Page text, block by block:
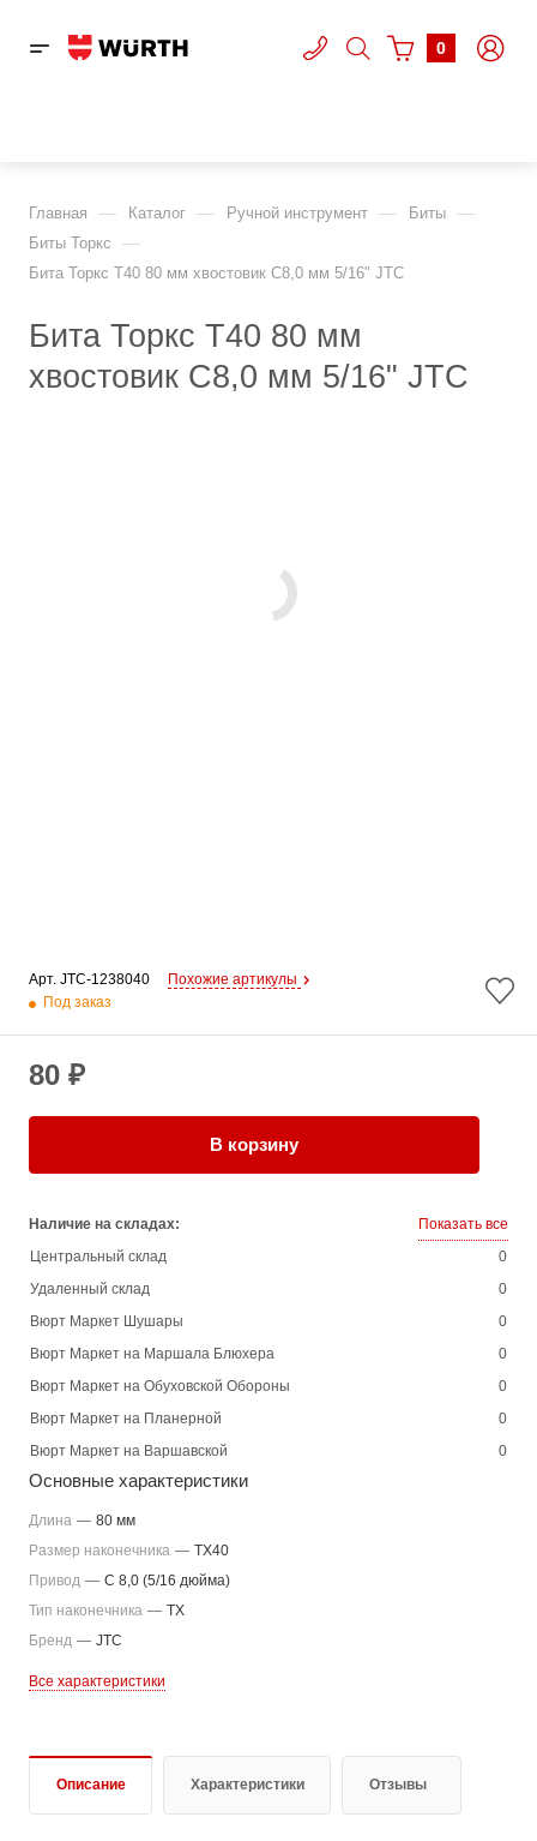
0
Главная — Каталог — Ручной инструмент — Биты —
Биты Торкс —
Бита Торкс T40 80 мм хвостовик С8,0 мм 5/16" JTC
Бита Торкс T40 80 мм
хвостовик С8,0 мм 5/16" JTC
Арт. JTC-1238040
Похожие артикулы
Под заказ
80 ₽
В корзину
Наличие на складах:
Показать все
Центральный склад
0
Удаленный склад
0
Вюрт Маркет Шушары
0
Вюрт Маркет на Маршала Блюхера
0
Вюрт Маркет на Обуховской Обороны
0
Вюрт Маркет на Планерной
0
Вюрт Маркет на Варшавской
0
Основные характеристики
Длина — 80 мм
Размер наконечника — TX40
Привод — C 8,0 (5/16 дюйма)
Тип наконечника — TX
Бренд — JTC
Все характеристики
Описание Характеристики Отзывы